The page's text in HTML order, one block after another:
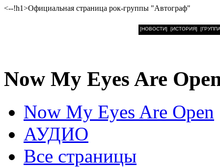
<--!h1>Официальная страница рок-группы "Автограф"
[НОВОСТИ] [ИСТОРИЯ]
Now My Eyes Are
Now My Eyes Are Open
АУДИО
Все страницы